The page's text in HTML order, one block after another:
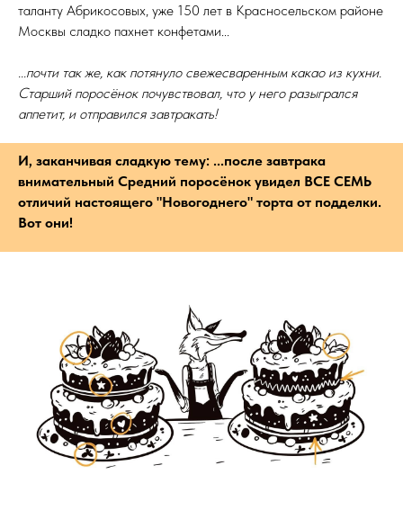
таланту Абрикосовых, уже 150 лет в Красносельском районе
Москвы сладко пахнет конфетами...
...почти так же, как потянуло свежесваренным какао из кухни.
Старший поросёнок почувствовал, что у него разыгрался
аппетит, и отправился завтракать!
И, заканчивая сладкую тему: ...после завтрака
внимательный Средний поросёнок увидел ВСЕ СЕМЬ
отличий настоящего "Новогоднего" торта от подделки.
Вот они!